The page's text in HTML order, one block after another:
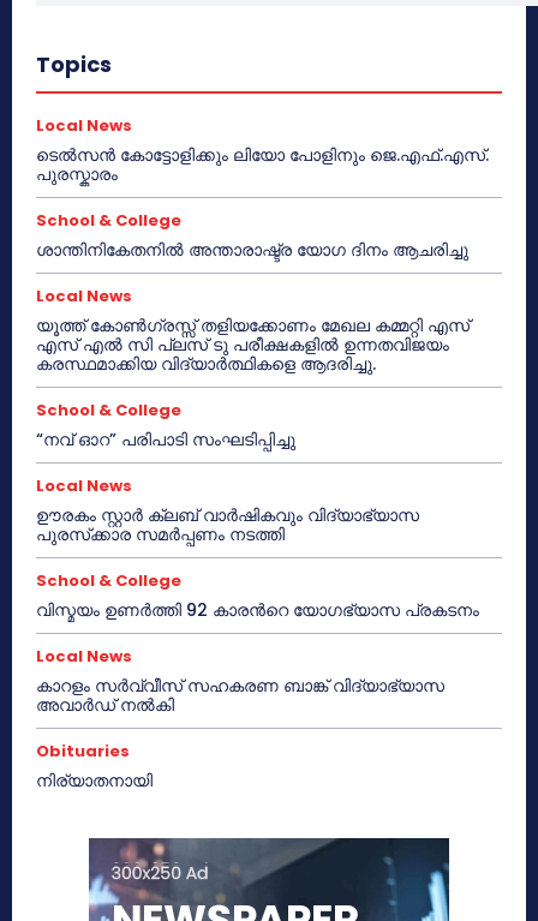
Topics
Local News
ടെൽസൻ കോട്ടോളിക്കും ലിയോ പോളിനും ജെ.എഫ്.എസ്.
പുരസ്കാരം
School & College
ശാന്തിനികേതനിൽ അന്താരാഷ്ട്ര യോഗ ദിനം ആചരിച്ചു
Local News
യൂത്ത് കോൺഗ്രസ്സ് തളിയക്കോണം മേഖല കമ്മറ്റി എസ്
എസ് എൽ സി പ്ലസ് ടു പരീക്ഷകളിൽ ഉന്നതവിജയം
കരസ്ഥമാക്കിയ വിദ്യാർത്ഥികളെ ആദരിച്ചു.
School & College
“നവ് ഓറ” പരിപാടി സംഘടിപ്പിച്ചു
Local News
ഊരകം സ്റ്റാർ ക്ലബ് വാർഷികവും വിദ്യാഭ്യാസ
പുരസ്‌ക്കാര സമർപ്പണം നടത്തി
School & College
വിസ്മയം ഉണർത്തി 92 കാരൻറെ യോഗഭ്യാസ പ്രകടനം
Local News
കാറളം സർവ്വീസ് സഹകരണ ബാങ്ക് വിദ്യാഭ്യാസ
അവാർഡ് നൽകി
Obituaries
നിര്യാതനായി